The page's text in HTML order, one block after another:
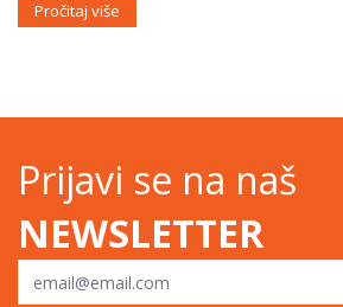
Pročitaj više
Prijavi se na naš
NEWSLETTER